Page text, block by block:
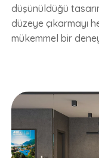
düşünüldüğü
düzeye çıkarmayı
mükemmel bir